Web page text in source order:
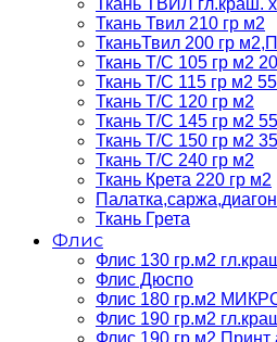
Ткань ТВИЛ гл.краш.
Ткань Твил 210 гр м2
ТканьТвил 200 гр
Ткань Т/C 105 гр м2
Ткань Т/C 115 гр м2
Ткань Т/C 120 гр м2
Ткань Т/C 145 гр м2
Ткань Т/C 150 гр м2
Ткань Т/C 240 гр м2
Ткань Крета 220 гр м2
Ткань Грета
Флис
Флис 130 гр.м2
Флис Дюспо
Флис 180 гр.м2
Флис 190 гр.м2
Флис 190 гр.м2 Принт